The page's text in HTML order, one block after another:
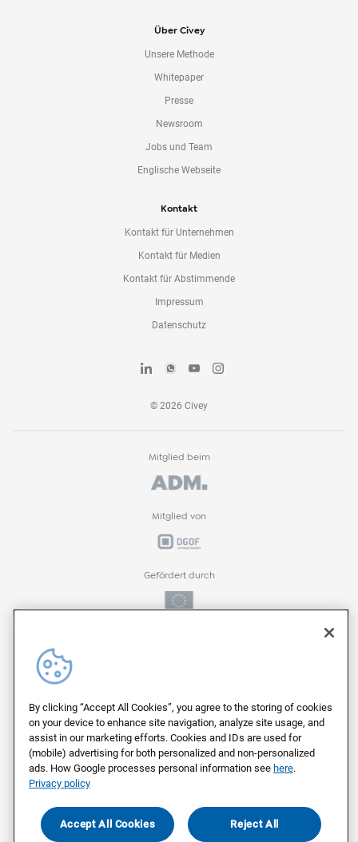
Über Civey
Unsere Methode
Whitepaper
Presse
Newsroom
Jobs und Team
Englische Webseite
Kontakt
Kontakt für Unternehmen
Kontakt für Medien
Kontakt für Abstimmende
Impressum
Datenschutz
© 2026 Civey
Mitglied beim
Mitglied von
Gefördert durch
Auf deutschen Servern von
Als Arbeitgeber ausgezeichnet von
By clicking “Accept All Cookies”, you agree to the storing of cookies
on your device to enhance site navigation, analyze site usage, and
assist in our marketing efforts. Cookies and IDs are used for
(mobile) advertising for both personalized and non-personalized
ads. How Google processes personal information see here.
Privacy policy
Accept All Cookies Reject All